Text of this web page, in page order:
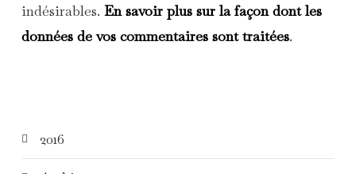
indésirables. En savoir plus sur la façon dont les
données de vos commentaires sont traitées.
2016